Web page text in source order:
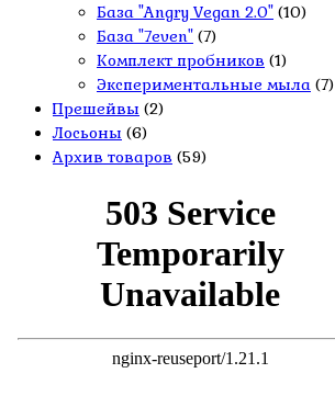
База "Angry Vegan 2.0" (10)
База "7even" (7)
Комплект пробников (1)
Экспериментальные мыла (7)
Прешейвы (2)
Лосьоны (6)
Архив товаров (59)